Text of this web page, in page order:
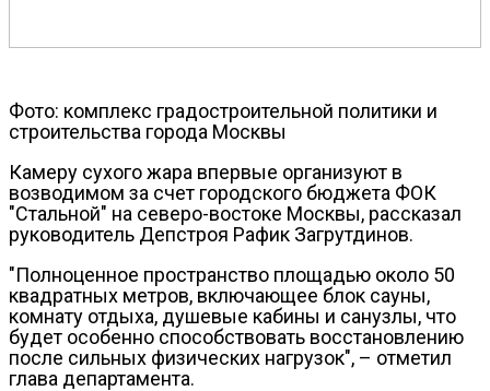
Фото: комплекс градостроительной политики и
строительства города Москвы
Камеру сухого жара впервые организуют в
возводимом за счет городского бюджета ФОК
"Стальной" на северо-востоке Москвы, рассказал
руководитель Депстроя Рафик Загрутдинов.
"Полноценное пространство площадью около 50
квадратных метров, включающее блок сауны,
комнату отдыха, душевые кабины и санузлы, что
будет особенно способствовать восстановлению
после сильных физических нагрузок", – отметил
глава департамента.